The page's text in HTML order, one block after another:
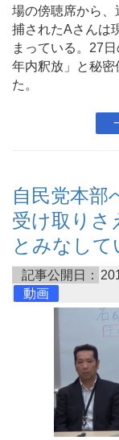
場の傍聴席から
捕されたAさんは
まっている。27
年内釈放」と秘
た。
自民党本部
受け取りさ
とみなして
記事公開日：
動画